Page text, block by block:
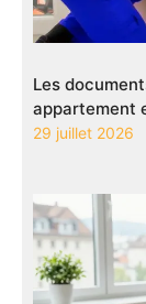
Les
appartement
29 juillet 2026